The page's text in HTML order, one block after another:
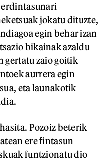
jokatu dituzte,
egin behar izan
bikainak azaldu
gertatu zaio goitik
aurrera egin
eta launakotik
Pozoiz beterik
ere fintasun
funtzionatu dio